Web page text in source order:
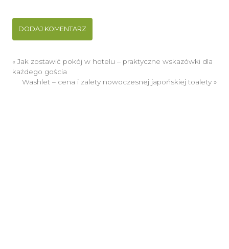
« Jak zostawić pokój w hotelu – praktyczne wskazówki dla
każdego gościa
Washlet – cena i zalety nowoczesnej japońskiej toalety »